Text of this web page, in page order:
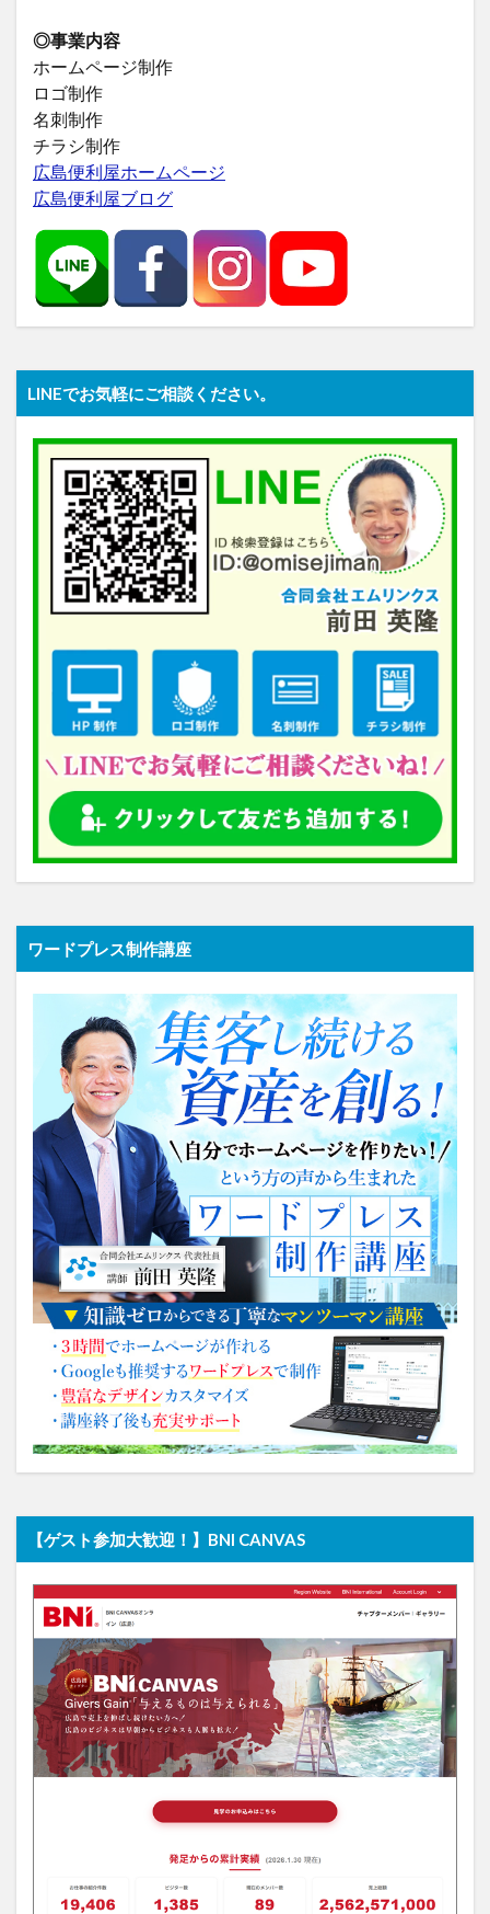
◎事業内容
ホームページ制作
ロゴ制作
名刺制作
チラシ制作
広島便利屋ホームページ
広島便利屋ブログ
LINEでお気軽にご相談ください。
ワードプレス制作講座
【ゲスト参加大歓迎！】BNI CANVAS